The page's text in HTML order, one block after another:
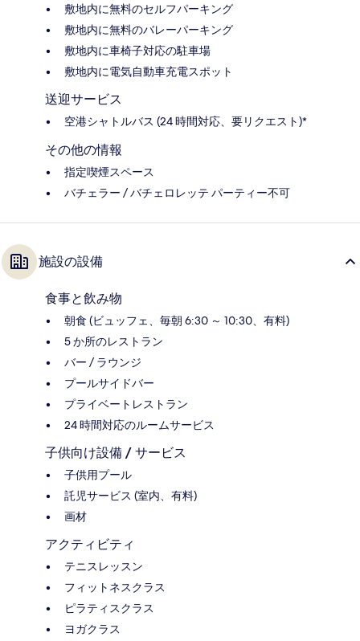
敷地内に無料のセルフパーキング
敷地内に無料のバレーパーキング
敷地内に車椅子対応の駐車場
敷地内に電気自動車充電スポット
送迎サービス
空港シャトルバス (24 時間対応、要リクエスト)*
その他の情報
指定喫煙スペース
バチェラー / バチェロレッテ パーティー不可
施設の設備
食事と飲み物
朝食 (ビュッフェ、毎朝 6:30 ～ 10:30、有料)
5 か所のレストラン
バー / ラウンジ
プールサイドバー
プライベートレストラン
24 時間対応のルームサービス
子供向け設備 / サービス
子供用プール
託児サービス (室内、有料)
画材
アクティビティ
テニスレッスン
フィットネスクラス
ピラティスクラス
ヨガクラス